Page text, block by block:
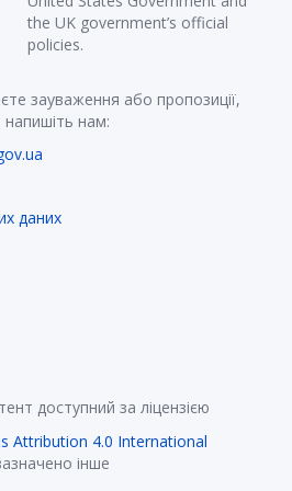
the UK government’s official
policies.
зауваження або пропозиції,
напишіть нам:
даних
доступний за ліцензією
Attribution 4.0 International
інше